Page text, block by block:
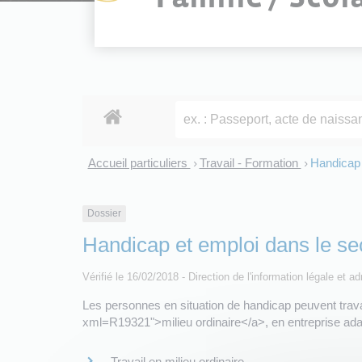
Accueil particuliers > Travail - Formation >
Dossier
Handicap et emploi dans le
Vérifié le 16/02/2018 - Direction de l'information légale et
Les personnes en situation de handicap peuvent
xml=R19321">milieu ordinaire</a>, en entreprise